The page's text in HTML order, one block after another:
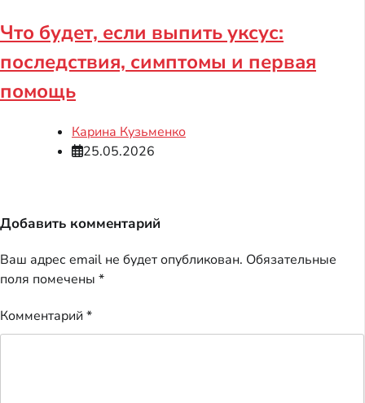
Что будет, если выпить уксус:
последствия, симптомы и первая
помощь
Карина Кузьменко
25.05.2026
Добавить комментарий
Ваш адрес email не будет опубликован. Обязательные
поля помечены *
Комментарий *